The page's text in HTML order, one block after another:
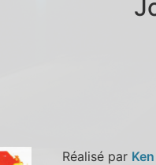
Réalisé par